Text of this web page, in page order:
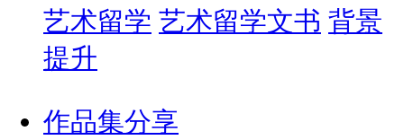
艺术留学 艺术留学文书 背景
提升
作品集分享